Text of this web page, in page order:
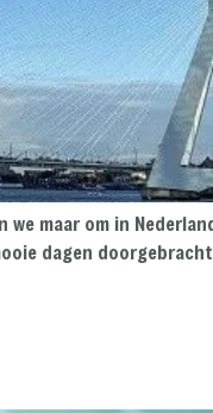
maar om in
dagen